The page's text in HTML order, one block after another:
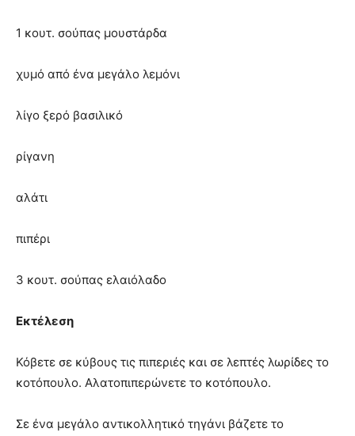
1 κουτ. σούπας μουστάρδα
χυμό από ένα μεγάλο λεμόνι
λίγο ξερό βασιλικό
ρίγανη
αλάτι
πιπέρι
3 κουτ. σούπας ελαιόλαδο
Εκτέλεση
Κόβετε σε κύβους τις πιπεριές και σε λεπτές λωρίδες το
κοτόπουλο. Αλατοπιπερώνετε το κοτόπουλο.
Σε ένα μεγάλο αντικολλητικό τηγάνι βάζετε το